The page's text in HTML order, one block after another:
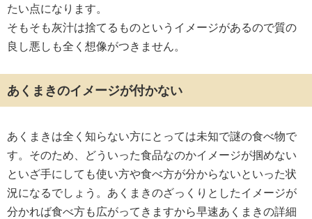
たい点になります。
そもそも灰汁は捨てるものというイメージがあるので質の
良し悪しも全く想像がつきません。
あくまきのイメージが付かない
あくまきは全く知らない方にとっては未知で謎の食べ物で
す。そのため、どういった食品なのかイメージが掴めない
といざ手にしても使い方や食べ方が分からないといった状
況になるでしょう。あくまきのざっくりとしたイメージが
分かれば食べ方も広がってきますから早速あくまきの詳細